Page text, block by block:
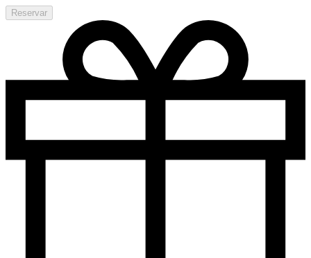
Reservar